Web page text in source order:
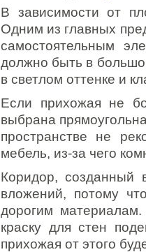
В зависимости от
Одним из главных
самостоятельным
должно быть в
в светлом оттенке и
Если прихожая не
выбрана
пространстве не
мебель, из-за чего
Коридор, созданный
вложений, потому
дорогим
краску для стен
прихожая от этого